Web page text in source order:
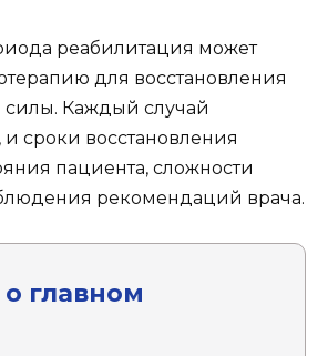
реабилитация может
для восстановления
Каждый случай
сроки восстановления
пациента, сложности
рекомендаций врача.
главном